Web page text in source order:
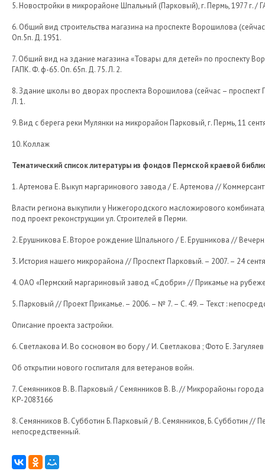
5. Новостройки в микрорайоне Шпальный (Парковый), г. Пермь, 1977 г. /
6. Общий вид строительства магазина на проспекте Ворошилова
Оп.5п. Д. 1951.
7. Общий вид на здание магазина «Товары для детей» по проспекту
ГАПК. Ф. ф-65. Оп. 65п. Д. 75. Л. 2.
8. Здание школы во дворах проспекта Ворошилова (сейчас –
Л. 1.
9. Вид с берега реки Мулянки на микрорайон Парковый, г. Пермь, 11
10. Коллаж
Тематический список литературы из фондов Пермской краевой
1. Артемова Е. Выкуп маргаринового завода / Е. Артемова //
Власти региона выкупили у Нижегородского масложирового
под проект реконструкции ул. Строителей в Перми.
2. Ерушникова Е. Второе рождение Шпального / Е. Ерушникова //
3. История нашего микрорайона // Проспект Парковый. – 2007. – 24
4. ОАО «Пермский маргариновый завод «Сдобри» // Прикамье на
5. Парковый // Проект Прикамье. – 2006. – № 7. – С. 49. – Текст :
Описание проекта застройки.
6. Светлакова И. Во сосновом во бору / И. Светлакова ; Фото Е.
Об открытии нового госпиталя для ветеранов войн.
7. Семянников В. В. Парковый / Семянников В. В. // Микрорайоны города
КР-2083166
8. Семянников В. Субботин Б. Парковый / В. Семянников, Б. Субботин //
непосредственный.